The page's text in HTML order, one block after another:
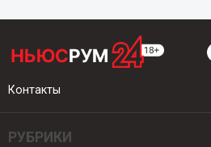
Контакты
РУБРИКИ